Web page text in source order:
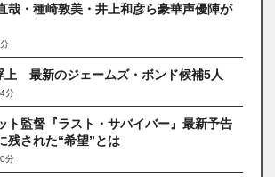
哉・種崎敦美・井上和彦ら豪華声優陣が
上 最新のジェームズ・ボンド候補5人
分
ト監督『ラスト・サバイバー』最新予告
された“希望”とは
分